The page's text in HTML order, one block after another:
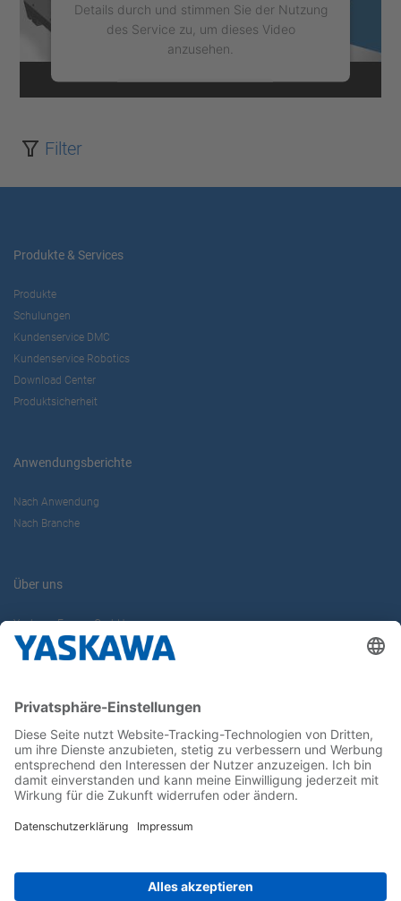
Details durch und stimmen Sie der Nutzung
des Service zu, um dieses Video
anzusehen.
Mehr Informationen
Filter
Produkte & Services
Produkte
Schulungen
Kundenservice DMC
Kundenservice Robotics
Download Center
Produktsicherheit
Anwendungsberichte
Nach Anwendung
Nach Branche
Über uns
Yaskawa Europe GmbH
Karriere
Newsletter
Follow us on...